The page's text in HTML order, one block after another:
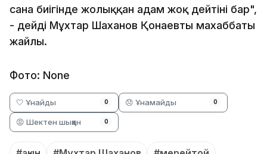
сана биігінде жолыққан адам жоқ дейтіні бар",
- дейді Мұхтар Шаханов Қонаевтың махаббаты
жайлы.
Фото: None
🤍 Ұнайды 0 😞 Ұнамайды 0
😡 Шектен шыққан 0